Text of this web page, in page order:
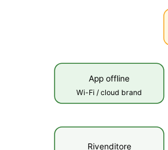
App offline
Wi-Fi / cloud brand
Rivenditore